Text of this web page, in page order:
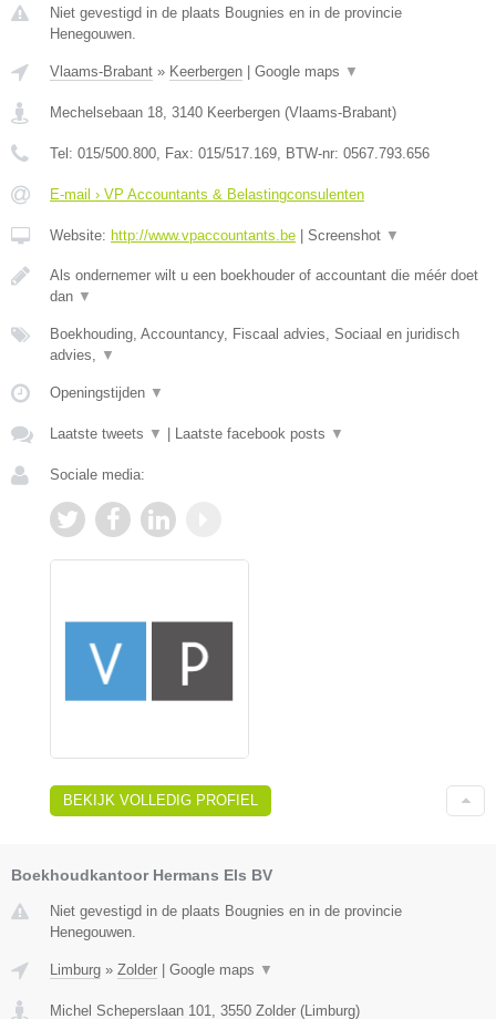
Niet gevestigd in de plaats Bougnies en in de provincie
Henegouwen.
Vlaams-Brabant » Keerbergen Google maps ▼
Mechelsebaan 18, 3140 Keerbergen (Vlaams-Brabant)
Tel: 015/500.800, Fax: 015/517.169, BTW-nr: 0567.793.656
E-mail › VP Accountants & Belastingconsulenten
Website: http://www.vpaccountants.be Screenshot ▼
Als ondernemer wilt u een boekhouder of accountant die méér doet
dan ▼
Boekhouding, Accountancy, Fiscaal advies, Sociaal en juridisch
advies, ▼
Openingstijden ▼
Laatste tweets ▼ Laatste facebook posts ▼
Sociale media:
BEKIJK VOLLEDIG PROFIEL
Boekhoudkantoor Hermans Els BV
Niet gevestigd in de plaats Bougnies en in de provincie
Henegouwen.
Limburg » Zolder Google maps ▼
Michel Scheperslaan 101, 3550 Zolder (Limburg)